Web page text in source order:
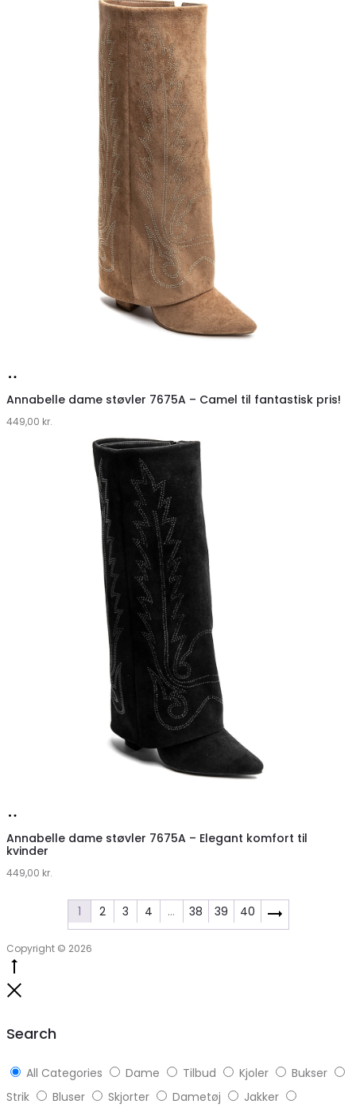
hos
Klædeskabet.dk
Annabelle dame støvler 7675A – Camel til fantastisk pris!
449,00 kr.
hos
Annabelle dame støvler 7675A – Elegant komfort til
kvinder
449,00 kr.
1 2 3 4 … 38 39 40
Copyright © 2026
Search
All Categories Dame Tilbud Kjoler
Bukser
Strik
Bluser Skjorter Dametøj
Jakker